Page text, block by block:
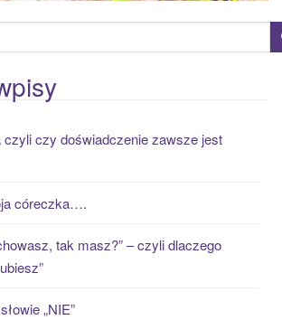
czyli czy doświadczenie zawsze jest
córeczka….
tak masz?” – czyli dlaczego
„NIE”